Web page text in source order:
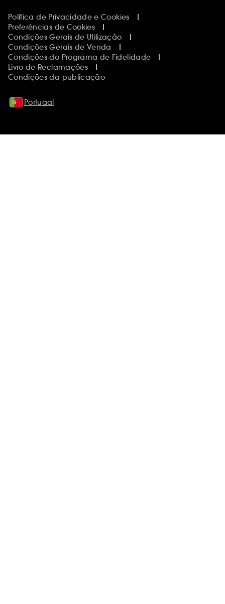
Política de Privacidade e Cookies
Preferências de Cookies
Condições Gerais de Utilização
Condições Gerais de Venda
Condições do Programa de Fidelidade
Livro de Reclamações
Condições da publicação
Portugal